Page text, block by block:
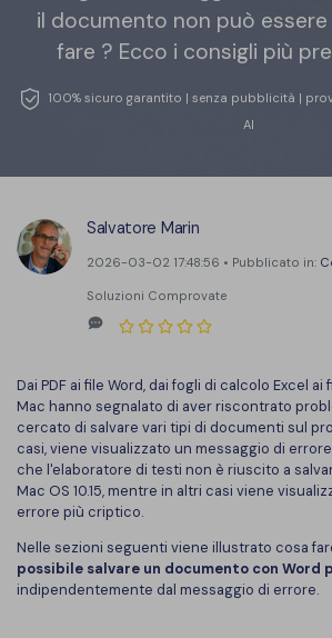
Online Gratis
PDF in Word
Word in PDF
Modifica PDF
Compimi PDF
Ritaglia PDF
Modulo PDF
Firma PDF
Smart Redact PDF
PDF OCR
Extrai dati PDF
Condividi PDF
Tutti Gli Argomenti
Servizio IT
Legale
Sanità
Governo
il documento non può essere
fare ? Ecco i consigli più
100% sicuro garantito | senza pubblicità |
AI
Salvatore Marin
2026-03-02 17:48:56 • Pubblicato in:
Soluzioni Comprovate
Dai PDF ai file Word, dai fogli di calcolo Excel
Mac hanno segnalato di aver riscontrato
cercato di salvare vari tipi di documenti sul
casi, viene visualizzato un messaggio di
che l'elaboratore di testi non è riuscito a
Mac OS 10.15, mentre in altri casi viene
errore più criptico.
Nelle sezioni seguenti viene illustrato cosa
possibile salvare un documento con Word
indipendentemente dal messaggio di errore.